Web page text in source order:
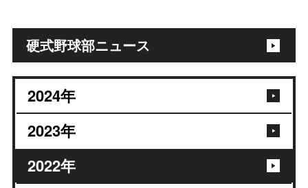
硬式野球部ニュース
2024年
2023年
2022年